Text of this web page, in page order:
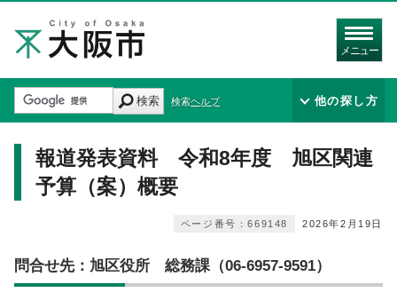
メニュー
検索 検索ヘルプ 他の探し方
報道発表資料 令和8年度 旭区関連
予算（案）概要
2026年2月19日
ページ番号：669148
問合せ先：旭区役所 総務課（06-6957-9591）